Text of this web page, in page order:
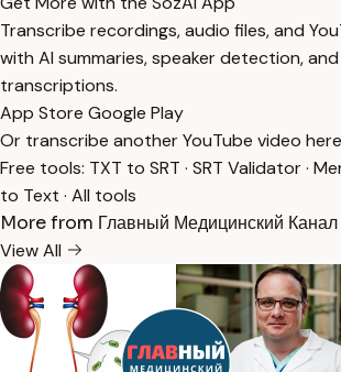
Transcribe recordings, audio files, and
with AI summaries, speaker detection,
transcriptions.
App Store Google Play
Or transcribe another YouTube video
Free tools: TXT to SRT · SRT Validator·
to Text · All tools
More from Главный Медицинский Канал
View All